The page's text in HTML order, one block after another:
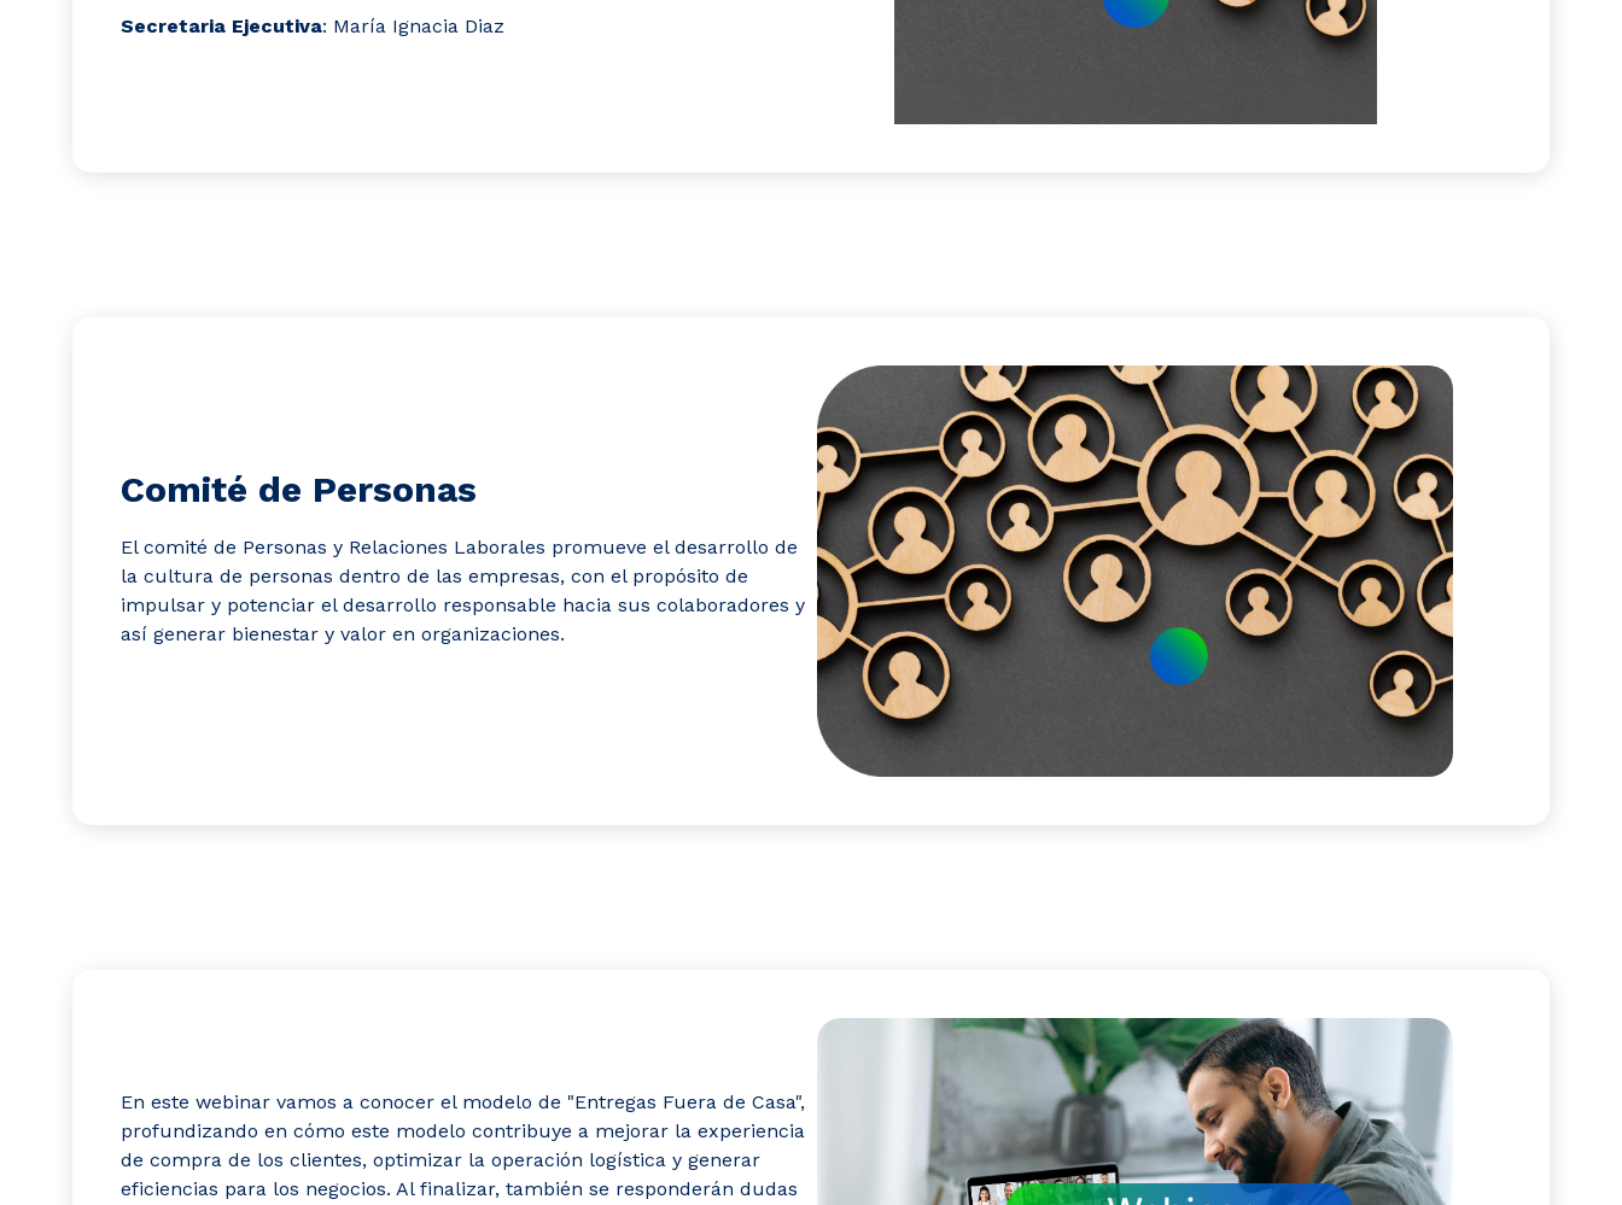
Secretaria Ejecutiva: María Ignacia Diaz
Comité de Personas
El comité de Personas y Relaciones Laborales promueve el desarrollo de
la cultura de personas dentro de las empresas, con el propósito de
impulsar y potenciar el desarrollo responsable hacia sus colaboradores y
así generar bienestar y valor en organizaciones.
En este webinar vamos a conocer el modelo de "Entregas Fuera de Casa",
profundizando en cómo este modelo contribuye a mejorar la experiencia
de compra de los clientes, optimizar la operación logística y generar
eficiencias para los negocios. Al finalizar, también se responderán dudas